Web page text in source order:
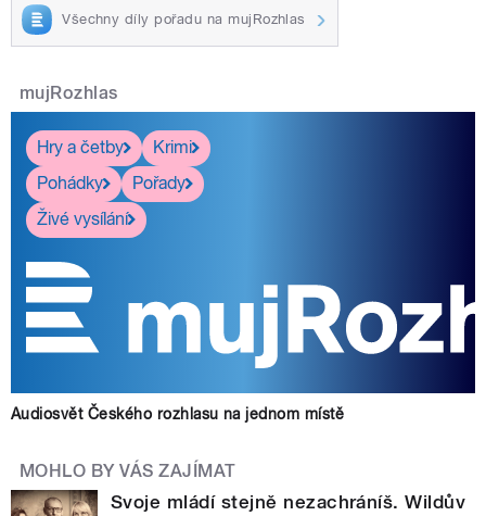
Všechny díly pořadu na mujRozhlas
mujRozhlas
Hry a četby
Krimi
Pohádky
Pořady
Živé vysílání
Audiosvět Českého rozhlasu na jednom místě
MOHLO BY VÁS ZAJÍMAT
Svoje mládí stejně nezachráníš. Wildův